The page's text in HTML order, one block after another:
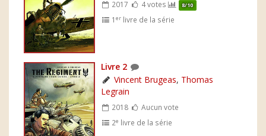
2017 4 votes 8/10
1er livre de la série
Livre 2
Vincent Brugeas, Thomas
Legrain
2018
Aucun vote
2e livre de la série